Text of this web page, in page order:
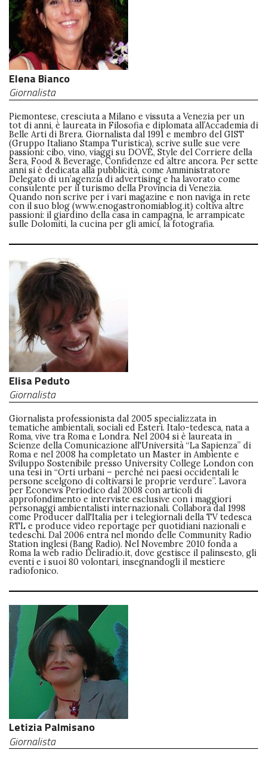
GREEN TECH
GLOCAL
ECO-EVENTI
ECOINCENTRIAMOCI
Elena Bianco
Giornalista
Piemontese, cresciuta a Milano e vissuta a Venezia per un
tot di anni, è laureata in Filosofia e diplomata all’Accademia di
Belle Arti di Brera. Giornalista dal 1991 e membro del GIST
(Gruppo Italiano Stampa Turistica), scrive sulle sue vere
passioni: cibo, vino, viaggi su DOVE, Style del Corriere della
Sera, Food & Beverage, Confidenze ed altre ancora. Per sette
anni si è dedicata alla pubblicità, come Amministratore
Delegato di un’agenzia di advertising e ha lavorato come
consulente per il turismo della Provincia di Venezia.
Quando non scrive per i vari magazine e non naviga in rete
con il suo blog (www.enogastronomiablog.it) coltiva altre
passioni: il giardino della casa in campagna, le arrampicate
sulle Dolomiti, la cucina per gli amici, la fotografia.
Elisa Peduto
Giornalista
Giornalista professionista dal 2005 specializzata in
tematiche ambientali, sociali ed Esteri. Italo-tedesca, nata a
Roma, vive tra Roma e Londra. Nel 2004 si è laureata in
Scienze della Comunicazione all'Università “La Sapienza” di
Roma e nel 2008 ha completato un Master in Ambiente e
Sviluppo Sostenibile presso University College London con
una tesi in “Orti urbani – perché nei paesi occidentali le
persone scelgono di coltivarsi le proprie verdure”. Lavora
per Econews Periodico dal 2008 con articoli di
approfondimento e interviste esclusive con i maggiori
personaggi ambientalisti internazionali. Collabora dal 1998
come Producer dall'Italia per i telegiornali della TV tedesca
RTL e produce video reportage per quotidiani nazionali e
tedeschi. Dal 2006 entra nel mondo delle Community Radio
Station inglesi (Bang Radio). Nel Novembre 2010 fonda a
Roma la web radio Deliradio.it, dove gestisce il palinsesto, gli
eventi e i suoi 80 volontari, insegnandogli il mestiere
radiofonico.
Letizia Palmisano
Giornalista